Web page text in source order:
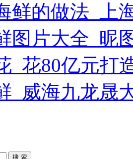
鲜的做法_上
图片大全_昵
_花80亿元打
_威海九龙晟
搜 索